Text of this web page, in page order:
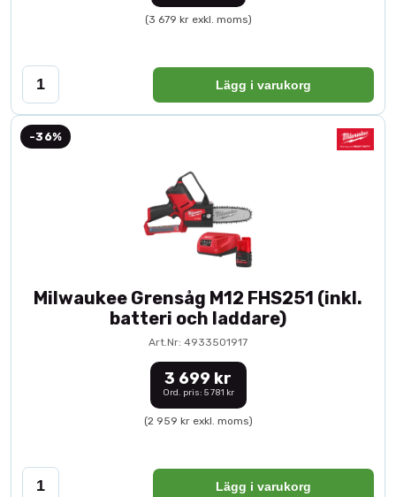
(3 679 kr exkl. moms)
Lägg i varukorg
-36%
Milwaukee Grensåg M12 FHS251 (inkl.
batteri och laddare)
Art.Nr: 4933501917
3 699 kr
Ord. pris: 5 781 kr
(2 959 kr exkl. moms)
Lägg i varukorg